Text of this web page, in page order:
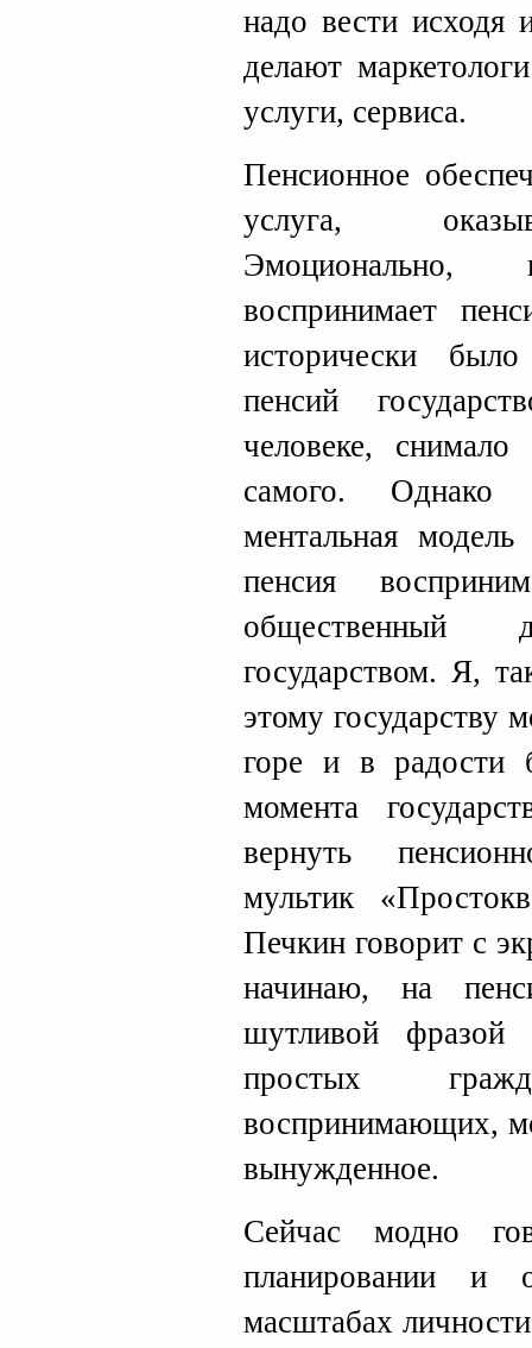
надо вести исходя
делают
услуги, сервиса.
Пенсионное
услуга,
воспринимает
исторически
пенсий
человеке,
самого. Однако
ментальная
пенсия
общественный
государством. Я,
этому государству
горе и в радости
момента
вернуть
мультик
Печкин говорит с
начинаю, на
шутливой
простых
воспринимающих,
вынужденное.
Сейчас модно
планировании и
масштабах